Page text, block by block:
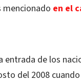
mencionado en el
de los
del 2008